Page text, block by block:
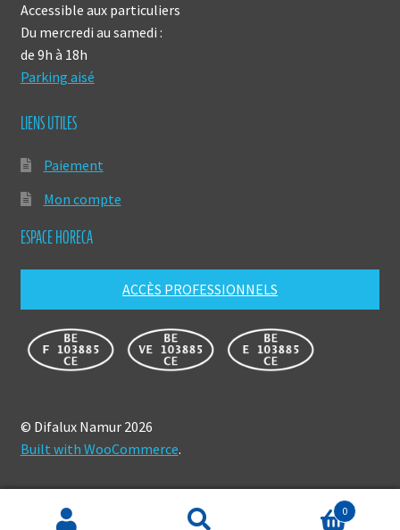
Accessible aux particuliers
Du mercredi au samedi :
de 9h à 18h
Parking aisé
LIENS UTILES
Paiement
Mon compte
ESPACE HORECA
ACCÈS PROFESSIONNELS
© Difalux Namur 2026
Built with WooCommerce.
0